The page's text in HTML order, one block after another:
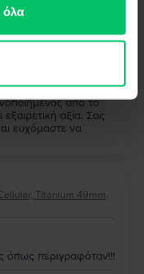
όλα
σας!
από το
αξία. Σας
ευχόμαστε να
Titanium 49mm,
όπως περιγραφόταν!!!